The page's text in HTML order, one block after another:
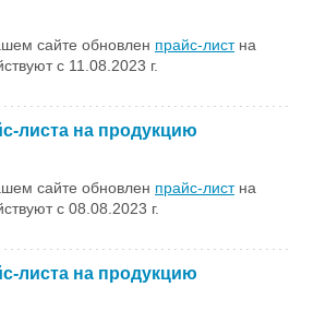
сайте обновлен прайс-листна
с 11.08.2023 г.
листа на продукцию
сайте обновлен прайс-листна
с 08.08.2023 г.
листа на продукцию